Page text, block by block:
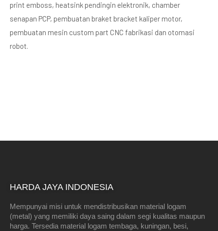
print emboss, heatsink pendingin elektronik, chamber
senapan PCP, pembuatan braket bracket kaliper motor,
pembuatan mesin custom part CNC fabrikasi dan otomasi
robot.
HARDA JAYA INDONESIA
Mempunyai misi untuk mendistribusikan material logam
(metal) yang memiliki daya saing dalam segi kualitas maupun
harga. Tersedia material logam tembaga, kuningan, besi,